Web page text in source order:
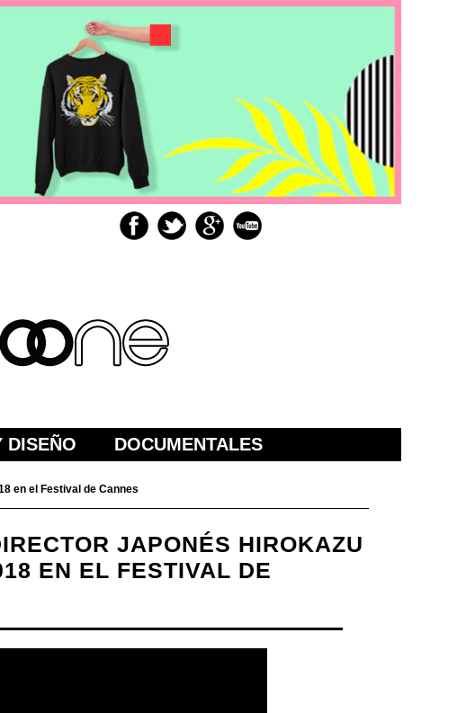
DISEÑO DOCUMENTALES
en el Festival de Cannes
JAPONÉS HIROKAZU
EN EL FESTIVAL DE